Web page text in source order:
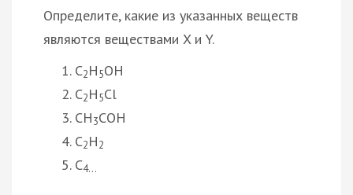
Определите, какие из указанных веществ
являются веществами X и Y.
C2H5OH
C2H5Cl
CH3COH
C2H2
C4…